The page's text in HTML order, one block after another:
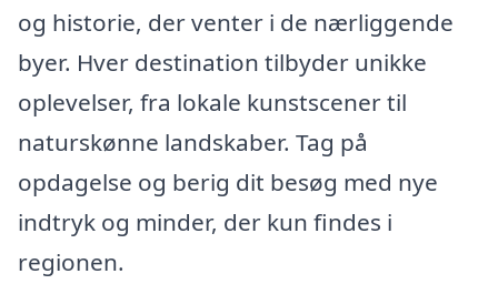
og historie, der venter i de nærliggende
byer. Hver destination tilbyder unikke
oplevelser, fra lokale kunstscener til
naturskønne landskaber. Tag på
opdagelse og berig dit besøg med nye
indtryk og minder, der kun findes i
regionen.